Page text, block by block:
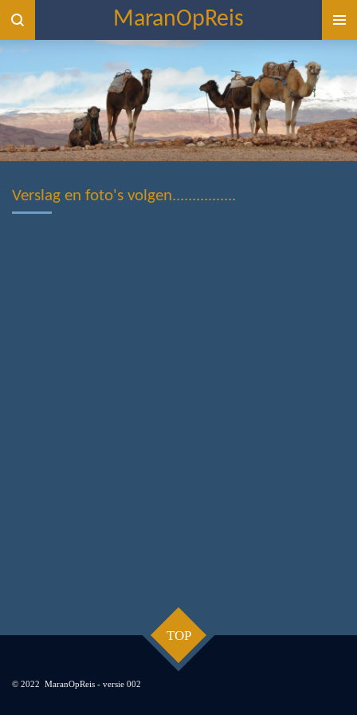
Ga
direct
de
hoofdinhoud
MaranOpReis
Verslag en foto's volgen................
TOP
© 2022 MaranOpReis - versie 002